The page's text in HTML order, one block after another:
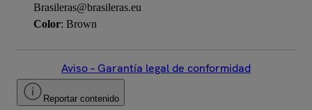
Brasileras@brasileras.eu
Color: Brown
Aviso – Garantía legal de conformidad
Reportar contenido